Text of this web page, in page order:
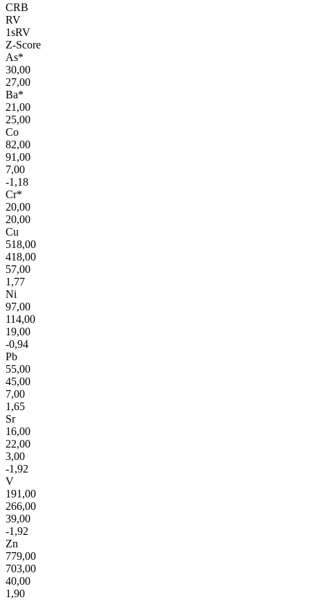
CRB
RV
1sRV
Z-Score
As*
30,00
27,00
Ba*
21,00
25,00
Co
82,00
91,00
7,00
-1,18
Cr*
20,00
20,00
Cu
518,00
418,00
57,00
1,77
Ni
97,00
114,00
19,00
-0,94
Pb
55,00
45,00
7,00
1,65
Sr
16,00
22,00
3,00
-1,92
V
191,00
266,00
39,00
-1,92
Zn
779,00
703,00
40,00
1,90